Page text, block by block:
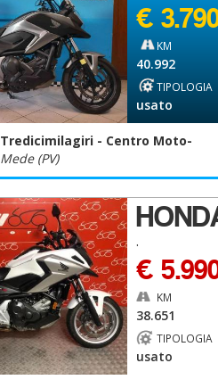
€
KM
40.992
TIPOLOGIA
usato
Tredicimilagiri - Centro Moto-
Mede (PV)
.
€
KM
38.651
TIPOLOGIA
usato